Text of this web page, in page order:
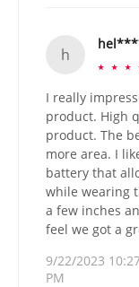
h
☆ ☆ ☆
I really
product. High
product. The
more area. I
battery that
while wearing
a few inches
feel we got a
9/22/2023
PM